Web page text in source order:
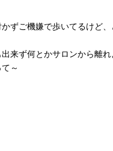
ずご機嫌で歩いてるけど
来ず何とかサロンから離
～